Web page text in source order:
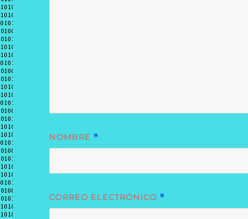
NOMBRE *
CORREO ELECTRÓNICO *